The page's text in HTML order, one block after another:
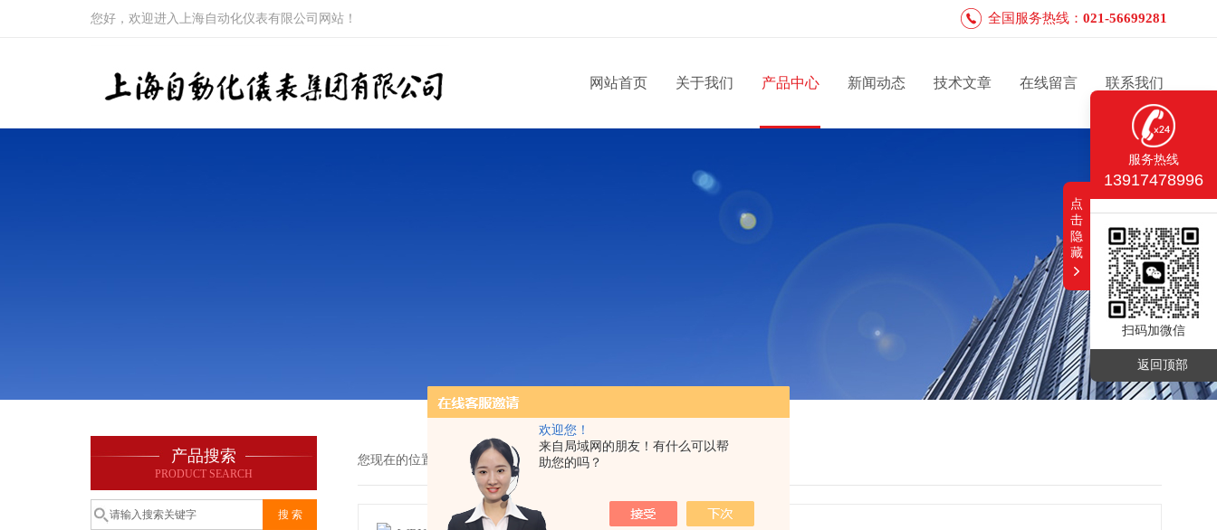
欢迎您！
来自局域网的朋友！有什么可以帮
助您的吗？
您好，欢迎进入上海自动化仪表有限公司网站！ 全国服务热线： 021-56699281
网站首页 关于我们 产品中心 新闻动态 技术文章 在线留言 联系我们
产品搜索
PRODUCT SEARCH
您现在的位置： 首页 > 产品中心 >温度仪表系列
服务热线
13917478996
扫码加微信
返回顶部
点
击
隐
藏